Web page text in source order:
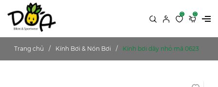
0 0
Trang chủ Kính Bơi & Nón Bơi Kính bơi dây nhỏ mã 0623